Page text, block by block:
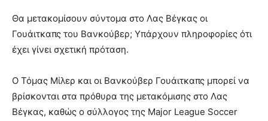
Θα μετακομίσουν σύντομα στο Λας Βέγκας οι
Γουάιτκαπς του Βανκούβερ; Υπάρχουν πληροφορίες ότι
έχει γίνει σχετική πρόταση.
Ο Τόμας Μίλερ και οι Βανκούβερ Γουάιτκαπς μπορεί να
βρίσκονται στα πρόθυρα της μετακόμισης στο Λας
Βέγκας, καθώς ο σύλλογος της Major League Soccer